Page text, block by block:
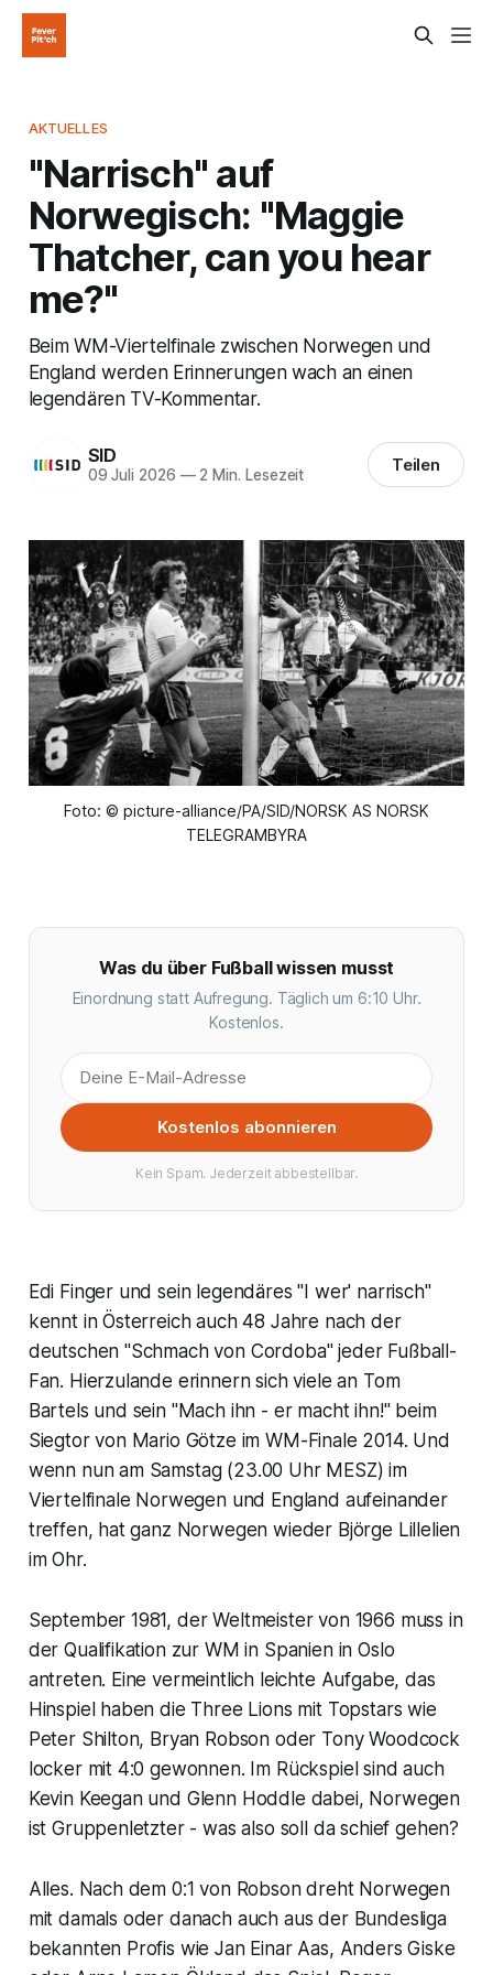
AKTUELLES
"Narrisch" auf
Norwegisch: "Maggie
Thatcher, can you hear
me?"
Beim WM-Viertelfinale zwischen Norwegen und
England werden Erinnerungen wach an einen
legendären TV-Kommentar.
SID
09 Juli 2026 —2 Min. Lesezeit Teilen
Foto: © picture-alliance/PA/SID/NORSK AS NORSK
TELEGRAMBYRA
Was du über Fußball wissen musst
Einordnung statt Aufregung. Täglich um 6:10 Uhr.
Kostenlos.
Kostenlos abonnieren
Kein Spam. Jederzeit abbestellbar.
Edi Finger und sein legendäres "I wer' narrisch"
kennt in Österreich auch 48 Jahre nach der
deutschen "Schmach von Cordoba" jeder Fußball-
Fan. Hierzulande erinnern sich viele an Tom
Bartels und sein "Mach ihn - er macht ihn!" beim
Siegtor von Mario Götze im WM-Finale 2014. Und
wenn nun am Samstag (23.00 Uhr MESZ) im
Viertelfinale Norwegen und England aufeinander
treffen, hat ganz Norwegen wieder Björge Lillelien
im Ohr.
September 1981, der Weltmeister von 1966 muss in
der Qualifikation zur WM in Spanien in Oslo
antreten. Eine vermeintlich leichte Aufgabe, das
Hinspiel haben die Three Lions mit Topstars wie
Peter Shilton, Bryan Robson oder Tony Woodcock
locker mit 4:0 gewonnen. Im Rückspiel sind auch
Kevin Keegan und Glenn Hoddle dabei, Norwegen
ist Gruppenletzter - was also soll da schief gehen?
Alles. Nach dem 0:1 von Robson dreht Norwegen
mit damals oder danach auch aus der Bundesliga
bekannten Profis wie Jan Einar Aas, Anders Giske